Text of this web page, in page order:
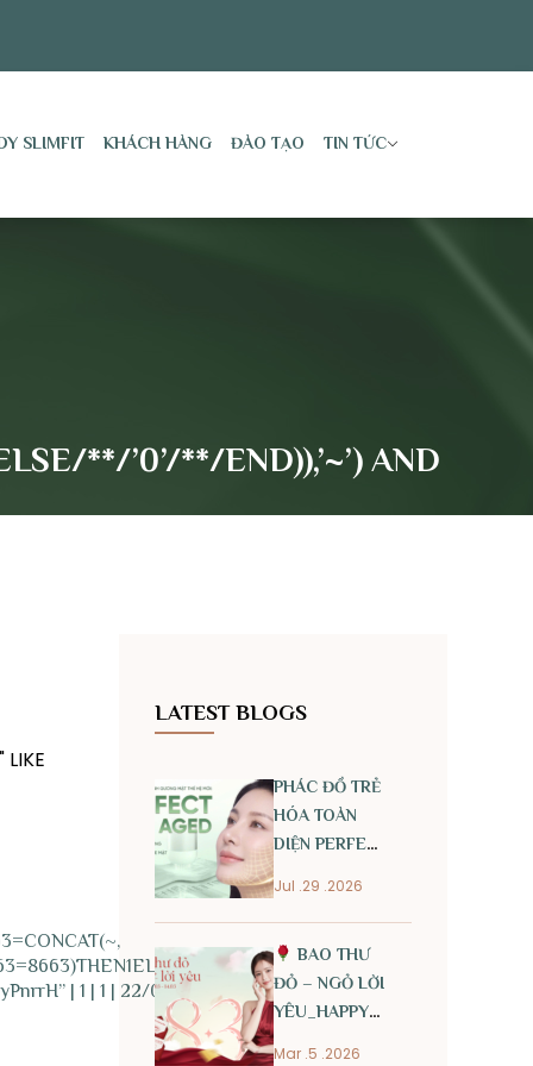
SLIMFIT KHÁCH HÀNG ĐÀO TẠO TIN TỨC
**/’0’/**/END)),’~’) AND
| 1 | 1 | 22/01/2026
LATEST BLOGS
PHÁC ĐỒ TRẺ
HÓA TOÀN
DIỆN PERFECT
Jul .29 .2026
BAO THƯ
ĐỎ – NGỎ LỜI
YÊU_HAPPY
Mar .5 .2026